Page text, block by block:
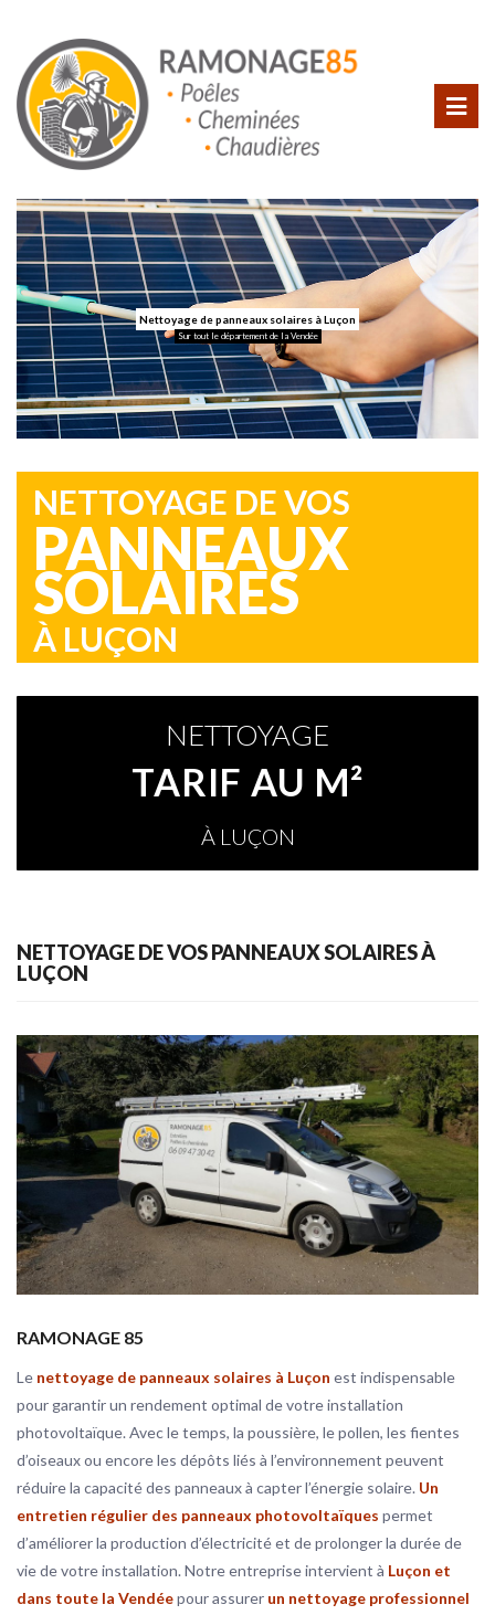
Nettoyage de panneaux solaires à Luçon
Sur tout le département de la Vendée
NETTOYAGE DE VOS
PANNEAUX
SOLAIRES
À LUÇON
NETTOYAGE
TARIF AU M²
À LUÇON
NETTOYAGE DE VOS PANNEAUX SOLAIRES À
LUÇON
RAMONAGE 85
Le nettoyage de panneaux solaires à Luçon est indispensable
pour garantir un rendement optimal de votre installation
photovoltaïque. Avec le temps, la poussière, le pollen, les fientes
d’oiseaux ou encore les dépôts liés à l’environnement peuvent
réduire la capacité des panneaux à capter l’énergie solaire. Un
entretien régulier des panneaux photovoltaïques permet
d’améliorer la production d’électricité et de prolonger la durée de
vie de votre installation. Notre entreprise intervient à Luçon et
dans toute la Vendéepour assurer un nettoyage professionnel